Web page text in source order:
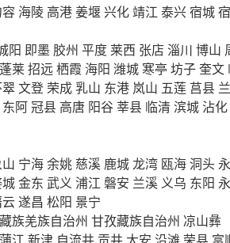
海陵 高港姜堰兴化靖江 泰兴宿城
阳 即墨 胶州 平度 莱西 张店 淄川 博山
蓬莱招远 栖霞 海阳 潍城 寒亭 坊子奎文
文登 荣成乳山 东港 岚山 五莲 莒县
东阿冠县 高唐 阳谷莘县 临清滨城 沾化
宁海余姚 慈溪 鹿城龙湾 瓯海洞头
金东 武义 浦江 磐安 兰溪 义乌 东阳
遂昌 松阳 景宁
族羌族自治州 甘孜藏族自治州 凉山彝
蒲江 新津 自流井 贡井 大安 沿滩 荣县 富